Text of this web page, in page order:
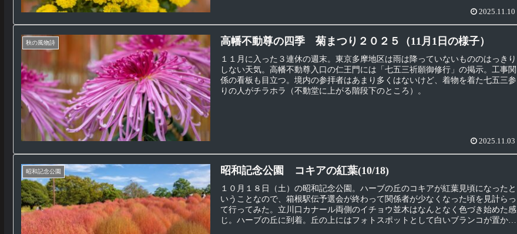
2025.11.10
秋の風物詩 高幡不動尊の四季 菊まつり２０２５（11月1日の様子）
１１月に入った３連休の週末。東京多摩地区は雨は降っていないもののはっきり
しない天気。高幡不動尊入口の仁王門には「七五三祈願御修行」の掲示。工事関
係の看板も目立つ。境内の参拝者はあまり多くはないけど、着物を着た七五三参
りの人がチラホラ（不動堂に上がる階段下のところ）。
2025.11.03
昭和記念公園 昭和記念公園 コキアの紅葉(10/18)
１０月１８日（土）の昭和記念公園。ハーブの丘のコキアが紅葉見頃になったと
いうことなので、箱根駅伝予選会が終わって関係者が少なくなった頃を見計らっ
て行ってみた。立川口カナール両側のイチョウ並木はなんとなく色づき始めた感
じ。ハーブの丘に到着。丘の上にはフォトスポットとして白いブランコが置かれ